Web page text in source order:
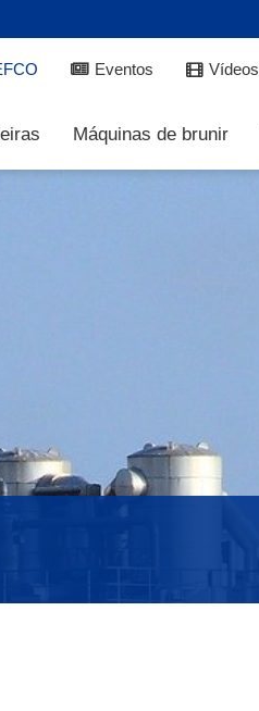
Eventos Vídeos
Máquinas de brunir